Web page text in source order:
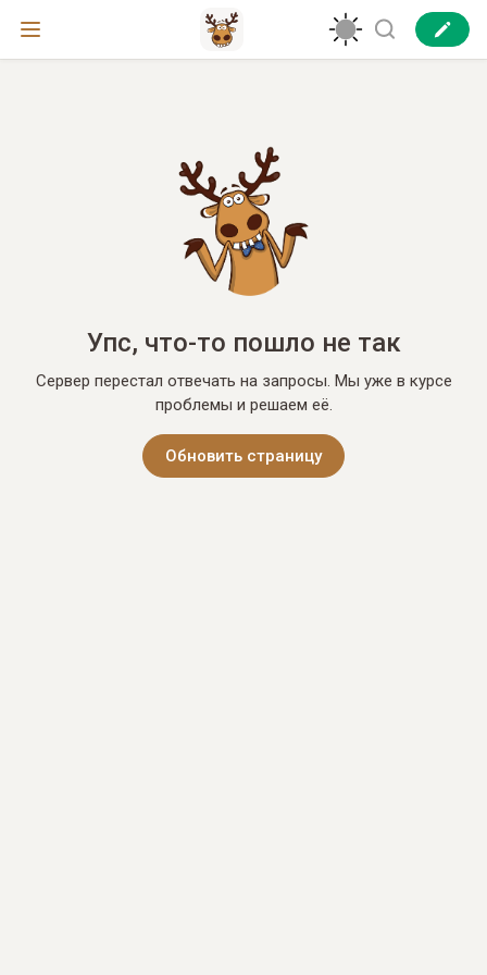
Упс, что-то пошло не так
Сервер перестал отвечать на запросы. Мы уже в курсе
проблемы и решаем её.
Обновить страницу